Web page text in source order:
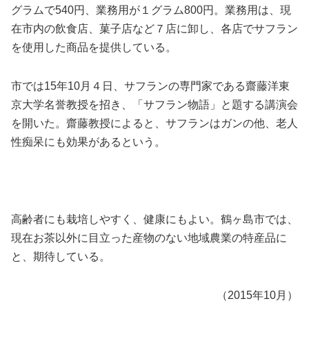
グラムで540円、業務用が１グラム800円。業務用は、現
在市内の飲食店、菓子店など７店に卸し、各店でサフラン
を使用した商品を提供している。
市では15年10月４日、サフランの専門家である齋藤洋東
京大学名誉教授を招き、「サフラン物語」と題する講演会
を開いた。齋藤教授によると、サフランはガンの他、老人
性痴呆にも効果があるという。
高齢者にも栽培しやすく、健康にもよい。鶴ヶ島市では、
現在お茶以外に目立った産物のない地域農業の特産品に
と、期待している。
（2015年10月）